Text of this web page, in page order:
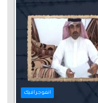
انفوجرافيك